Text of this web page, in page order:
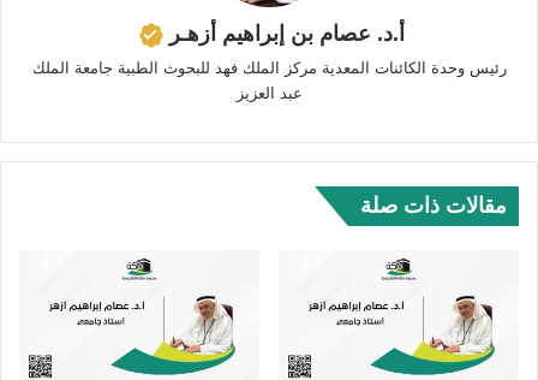
أ.د. عصام بن إبراهيم أزهـر
رئيس وحدة الكائنات المعدية مركز الملك فهد للبحوث الطبية جامعة الملك
عبد العزيز
مقالات ذات صلة